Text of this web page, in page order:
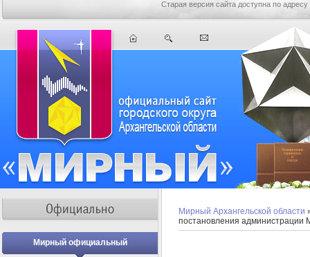
Старая версия сайта доступна по адресу
Мирный официальный
Мирный Архангельской области
постановления администрации